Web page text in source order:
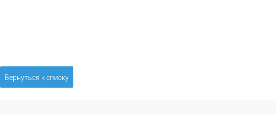
Вернуться к списку